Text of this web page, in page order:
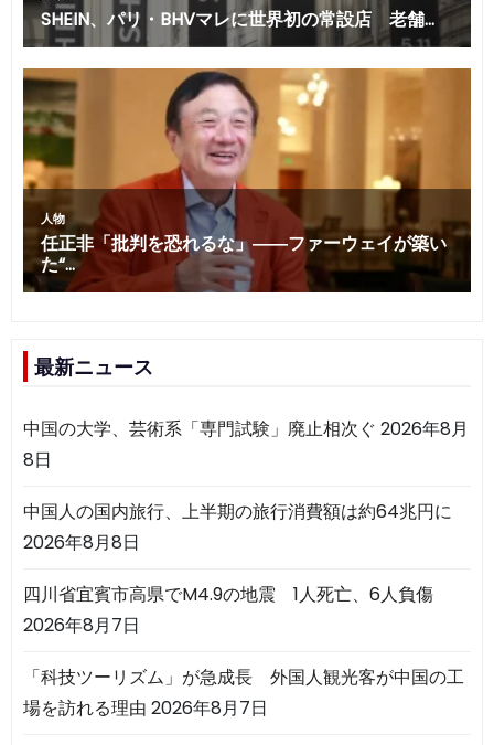
最新ニュース
中国の大学、芸術系「専門試験」廃止相次ぐ 2026年8月
8日
中国人の国内旅行、上半期の旅行消費額は約64兆円に
2026年8月8日
四川省宜賓市高県でM4.9の地震 1人死亡、6人負傷
2026年8月7日
「科技ツーリズム」が急成長 外国人観光客が中国の工
場を訪れる理由 2026年8月7日